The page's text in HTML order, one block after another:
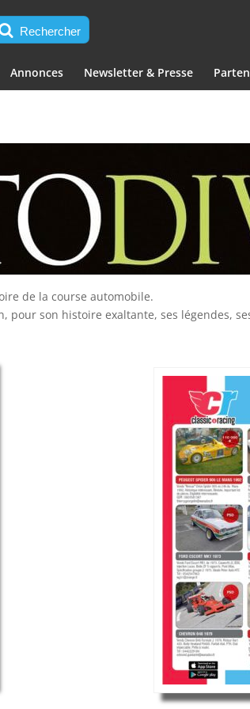
Rechercher
Annonces Newsletter & Presse
de la course automobile.
son histoire exaltante, ses légendes,